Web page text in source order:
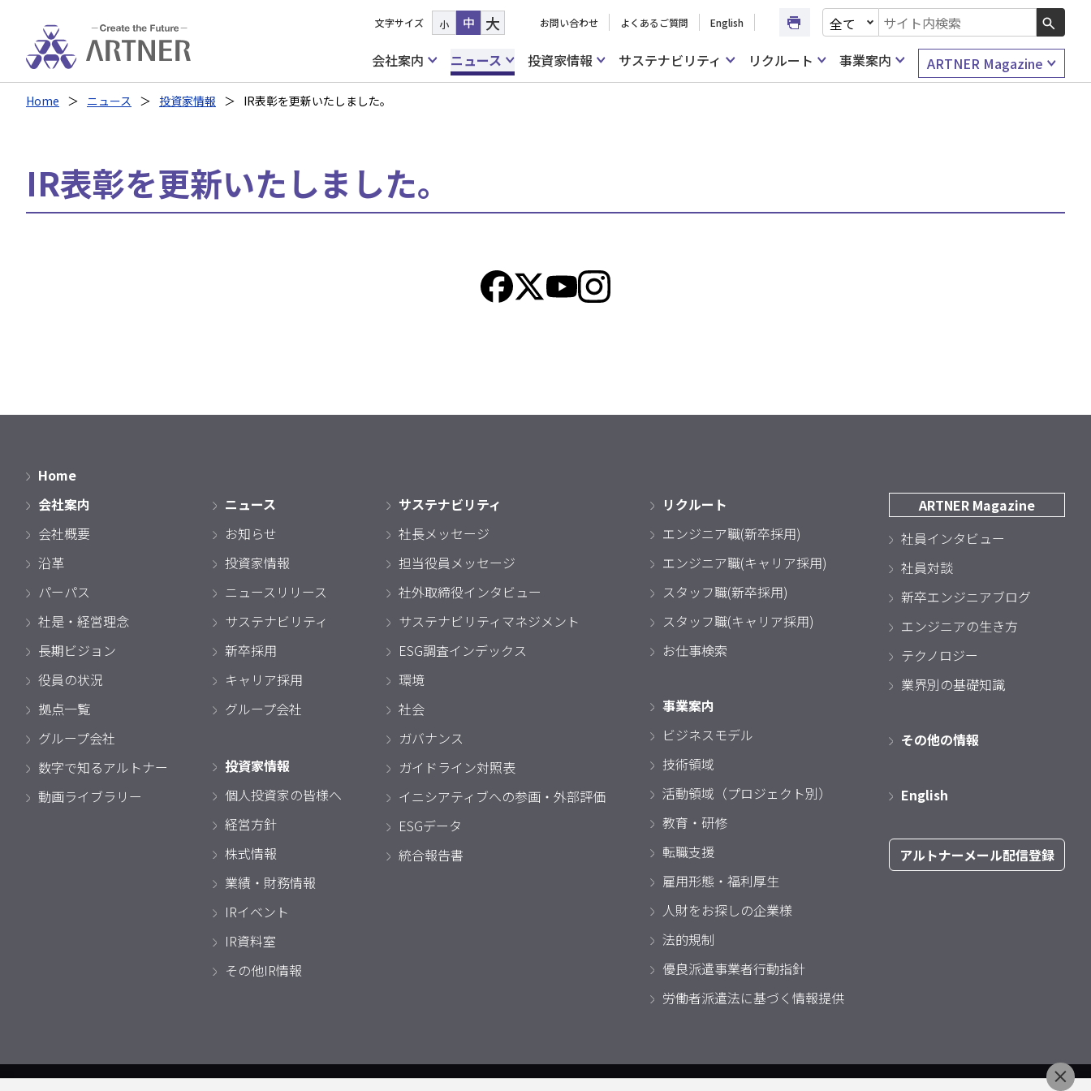
文字サイズ 小 中 大 お問い合わせ よくあるご質問 English
文書種別を選択
検索キーワード入力
会社案内
ニュース 投資家情報 サステナビリティ リクルート 事業案内 ARTNER Magazine
Home ニュース 投資家情報 IR表彰を更新いたしました。
IR表彰を更新いたしました。
Home
会社案内
会社概要
沿革
パーパス
社是・経営理念
長期ビジョン
役員の状況
拠点一覧
グループ会社
数字で知るアルトナー
動画ライブラリー
ニュース
お知らせ
投資家情報
ニュースリリース
サステナビリティ
新卒採用
キャリア採用
グループ会社
投資家情報
個人投資家の皆様へ
経営方針
株式情報
業績・財務情報
IRイベント
IR資料室
その他IR情報
サステナビリティ
社長メッセージ
担当役員メッセージ
社外取締役インタビュー
サステナビリティマネジメント
ESG調査インデックス
環境
社会
ガバナンス
ガイドライン対照表
イニシアティブへの参画・外部評価
ESGデータ
統合報告書
リクルート
エンジニア職(新卒採用)
エンジニア職(キャリア採用)
スタッフ職(新卒採用)
スタッフ職(キャリア採用)
お仕事検索
事業案内
ビジネスモデル
技術領域
活動領域（プロジェクト別）
教育・研修
転職支援
雇用形態・福利厚生
人財をお探しの企業様
法的規制
優良派遣事業者行動指針
労働者派遣法に基づく情報提供
ARTNER Magazine
社員インタビュー
社員対談
新卒エンジニアブログ
エンジニアの生き方
テクノロジー
業界別の基礎知識
その他の情報
English
アルトナーメール配信登録